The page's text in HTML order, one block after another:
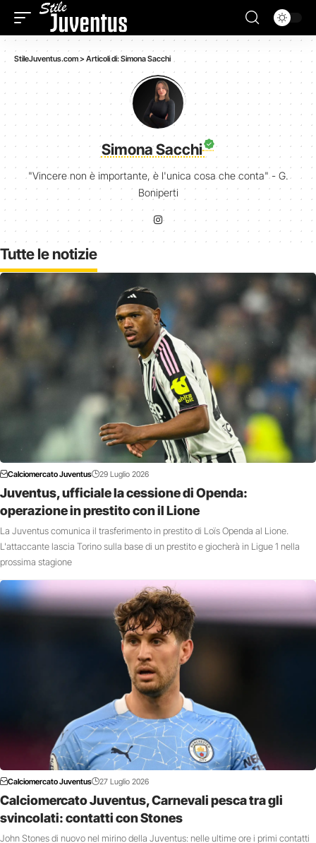
StileJuventus.com>Articoli di: Simona Sacchi
Simona Sacchi
"Vincere non è importante, è l'unica cosa che conta" - G.
Boniperti
Tutte le notizie
Calciomercato Juventus 29 Luglio 2026
Juventus, ufficiale la cessione di Openda:
operazione in prestito con il Lione
La Juventus comunica il trasferimento in prestito di Loïs Openda al Lione.
L'attaccante lascia Torino sulla base di un prestito e giocherà in Ligue 1 nella
prossima stagione
Calciomercato Juventus 27 Luglio 2026
Calciomercato Juventus, Carnevali pesca tra gli
svincolati: contatti con Stones
John Stones di nuovo nel mirino della Juventus: nelle ultime ore i primi contatti